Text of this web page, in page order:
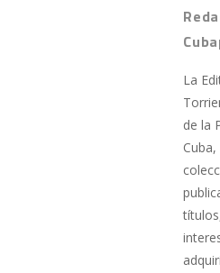
La
de la